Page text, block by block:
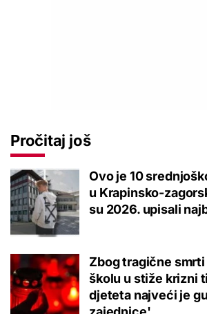
Pročitaj još
Ovo je 10
u Krapinsko-
su 2026. upisali
Zbog tragične
školu u stiže krizni
djeteta najveći je